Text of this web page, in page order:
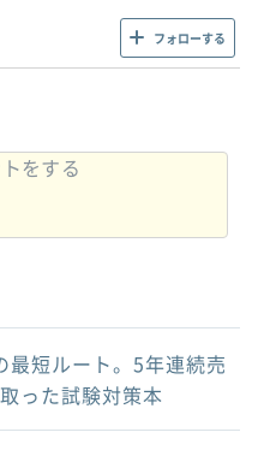
フォローする
短ルート。5年連続売
った試験対策本